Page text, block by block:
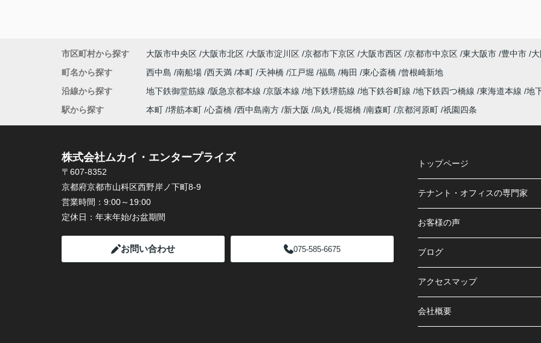
市区町村から探す 大阪市中央区 大阪市北区 大阪市淀川区 京都市下京区 大阪市西区 京都市中京区 東大阪市 豊中市
町名から探す
西中島 南船場 西天満 本町 天神橋 江戸堀 福島 梅田 東心斎橋
曾根崎新地
沿線から探す
地下鉄御堂筋線 阪急京都本線 京阪本線 地下鉄堺筋線 地下鉄谷町線 地下鉄四つ橋線 東海道本線 地
駅から探す
本町 堺筋本町 心斎橋 西中島南方 新大阪 烏丸 長堀橋 南森町 京都河原町 祇園四条
株式会社ムカイ・エンタープライズ
〒607-8352
京都府京都市山科区西野岸ノ下町8-9
営業時間： 9:00～19:00
定休日： 年末年始/お盆期間
お問い合わせ 075-585-6675
トップページ
テナント・オフィスの専門家
お客様の声
ブログ
アクセスマップ
会社概要